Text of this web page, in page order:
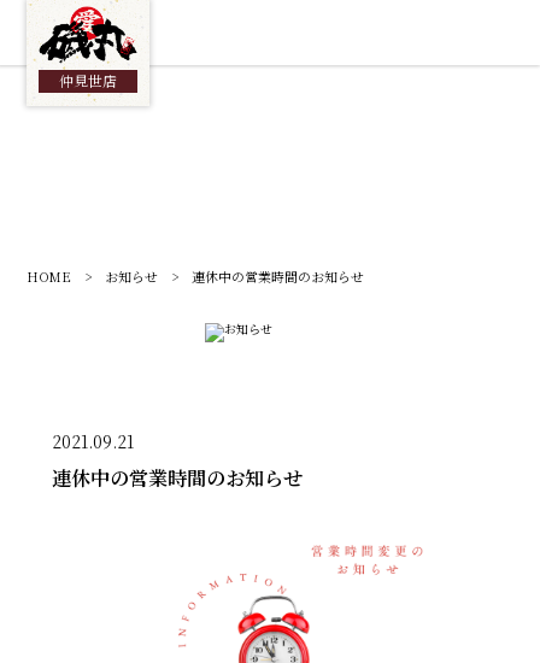
仲見世店
総合TOP
HOME> お知らせ> 連休中の営業時間のお知らせ
2021.09.21
連休中の営業時間のお知らせ